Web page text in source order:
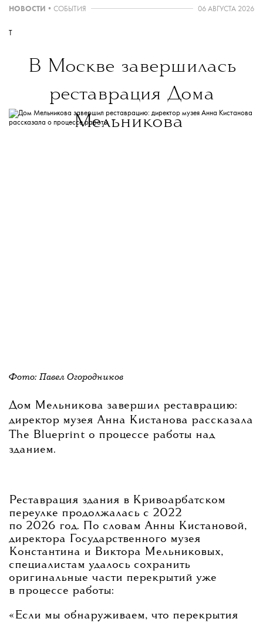
НОВОСТИ • СОБЫТИЯ 06 АВГУСТА 2026
T
В Москве завершилась
реставрация Дома
Мельникова
Фото: Павел Огородников
Дом Мельникова завершил реставрацию:
директор музея Анна Кистанова рассказала
The Blueprint о процессе работы над
зданием.
Реставрация здания в Кривоарбатском
переулке продолжалась с 2022
по 2026 год. По словам Анны Кистановой,
директора Государственного музея
Константина и Виктора Мельниковых,
специалистам удалось сохранить
оригинальные части перекрытий уже
в процессе работы:
«Если мы обнаруживаем, что перекрытия